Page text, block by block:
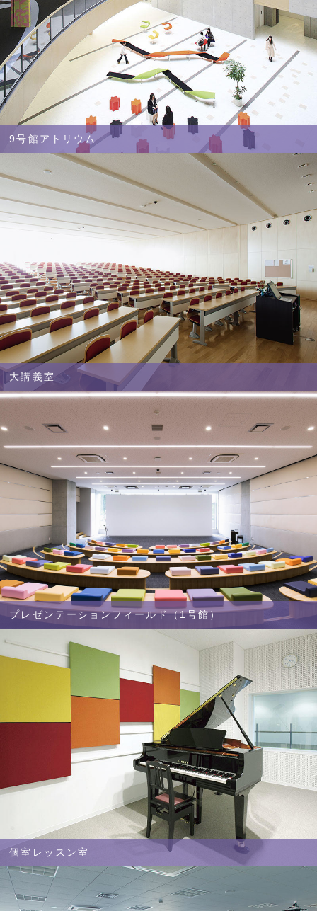
9号館アトリウム
大講義室
プレゼンテーションフィールド（1号館）
個室レッスン室